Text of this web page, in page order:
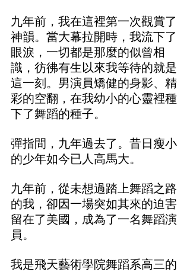
九年前，我在這裡第一次觀賞了
神韻。當大幕拉開時，我流下了
眼淚，一切都是那麼的似曾相
識，彷彿有生以來我等待的就是
這一刻。男演員矯健的身影、精
彩的空翻，在我幼小的心靈裡種
下了舞蹈的種子。
彈指間，九年過去了。昔日瘦小
的少年如今已人高馬大。
九年前，從未想過踏上舞蹈之路
的我，卻因一場突如其來的迫害
留在了美國，成為了一名舞蹈演
員。
我是飛天藝術學院舞蹈系高三的